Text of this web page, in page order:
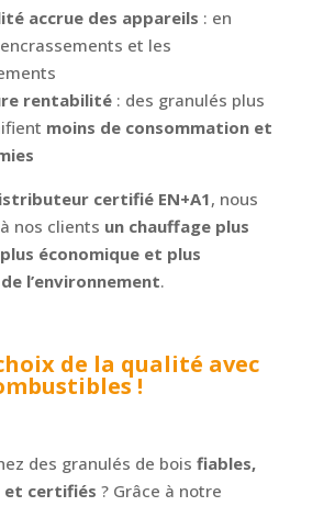
accrue des appareils : en
et les
rentabilité: des granulés plus
moins de consommation et
certifié EN+A1, nous
nos clients un chauffage plus
économique et plus
l’environnement.
de la qualité avec
!
des granulés de bois fiables,
certifiés ? Grâce à notre